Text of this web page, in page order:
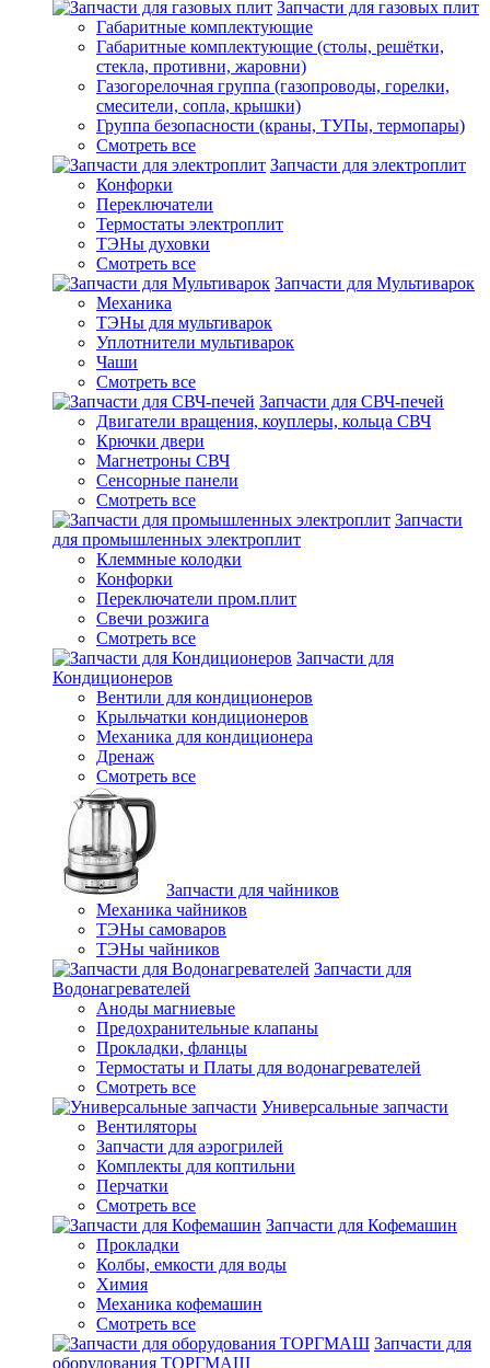
Запчасти для газовых плит
Габаритные комплектующие
Габаритные комплектующие (столы, решётки,
стекла, противни, жаровни)
Газогорелочная группа (газопроводы, горелки,
смесители, сопла, крышки)
Группа безопасности (краны, ТУПы, термопары)
Смотреть все
Запчасти для электроплит
Конфорки
Переключатели
Термостаты электроплит
ТЭНы духовки
Смотреть все
Запчасти для Мультиварок
Механика
ТЭНы для мультиварок
Уплотнители мультиварок
Чаши
Смотреть все
Запчасти для СВЧ-печей
Двигатели вращения, коуплеры, кольца СВЧ
Крючки двери
Магнетроны СВЧ
Сенсорные панели
Смотреть все
Запчасти
для промышленных электроплит
Клеммные колодки
Конфорки
Переключатели пром.плит
Свечи розжига
Смотреть все
Запчасти для
Кондиционеров
Вентили для кондиционеров
Крыльчатки кондиционеров
Механика для кондиционера
Дренаж
Смотреть все
Запчасти для чайников
Механика чайников
ТЭНы самоваров
ТЭНы чайников
Запчасти для
Водонагревателей
Аноды магниевые
Предохранительные клапаны
Прокладки, фланцы
Термостаты и Платы для водонагревателей
Смотреть все
Универсальные запчасти
Вентиляторы
Запчасти для аэрогрилей
Комплекты для коптильни
Перчатки
Смотреть все
Запчасти для Кофемашин
Прокладки
Колбы, емкости для воды
Химия
Механика кофемашин
Смотреть все
Запчасти для
оборудования ТОРГМАШ